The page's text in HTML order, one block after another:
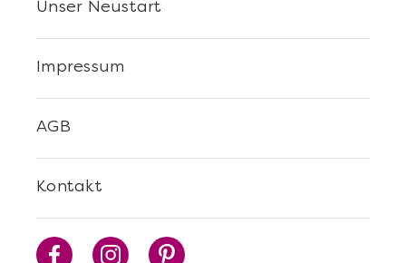
Kontakt
AGB
Impressum
Unser Neustart